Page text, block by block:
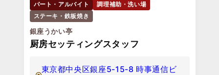
パート・アルバイト
調理補助・洗い場
ステーキ・鉄板焼き
銀座うかい亭
厨房セッティングスタッフ
東京都中央区銀座5-15-8 時事通信ビ